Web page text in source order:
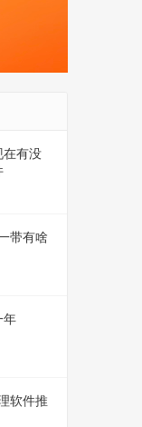
在有没
带有啥
年
软件推